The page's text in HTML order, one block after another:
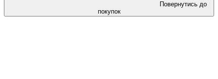
Повернутись до
покупок